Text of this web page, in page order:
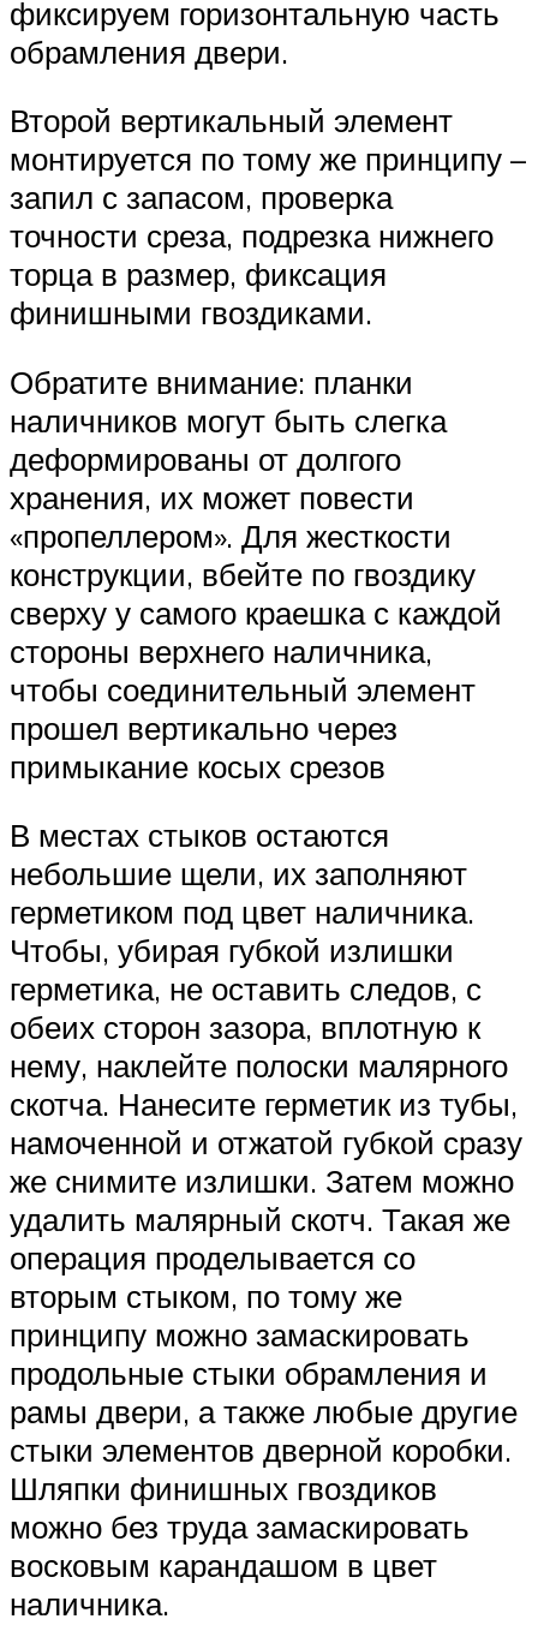
фиксируем горизонтальную часть
обрамления двери.
Второй вертикальный элемент
монтируется по тому же принципу –
запил с запасом, проверка
точности среза, подрезка нижнего
торца в размер, фиксация
финишными гвоздиками.
Обратите внимание: планки
наличников могут быть слегка
деформированы от долгого
хранения, их может повести
«пропеллером». Для жесткости
конструкции, вбейте по гвоздику
сверху у самого краешка с каждой
стороны верхнего наличника,
чтобы соединительный элемент
прошел вертикально через
примыкание косых срезов
В местах стыков остаются
небольшие щели, их заполняют
герметиком под цвет наличника.
Чтобы, убирая губкой излишки
герметика, не оставить следов, с
обеих сторон зазора, вплотную к
нему, наклейте полоски малярного
скотча. Нанесите герметик из тубы,
намоченной и отжатой губкой сразу
же снимите излишки. Затем можно
удалить малярный скотч. Такая же
операция проделывается со
вторым стыком, по тому же
принципу можно замаскировать
продольные стыки обрамления и
рамы двери, а также любые другие
стыки элементов дверной коробки.
Шляпки финишных гвоздиков
можно без труда замаскировать
восковым карандашом в цвет
наличника.